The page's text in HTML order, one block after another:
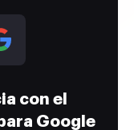
con el
Google